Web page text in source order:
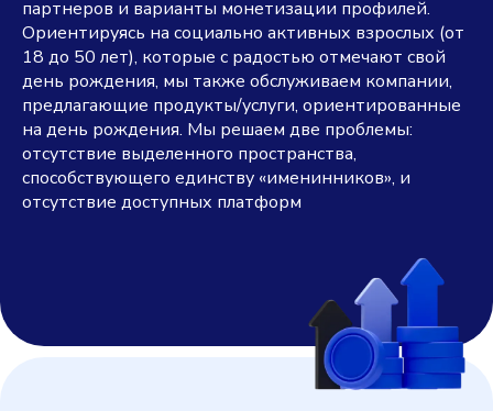
партнеров и варианты монетизации профилей.
Ориентируясь на социально активных взрослых (от
18 до 50 лет), которые с радостью отмечают свой
день рождения, мы также обслуживаем компании,
предлагающие продукты/услуги, ориентированные
на день рождения. Мы решаем две проблемы:
отсутствие выделенного пространства,
способствующего единству «именинников», и
отсутствие доступных платформ